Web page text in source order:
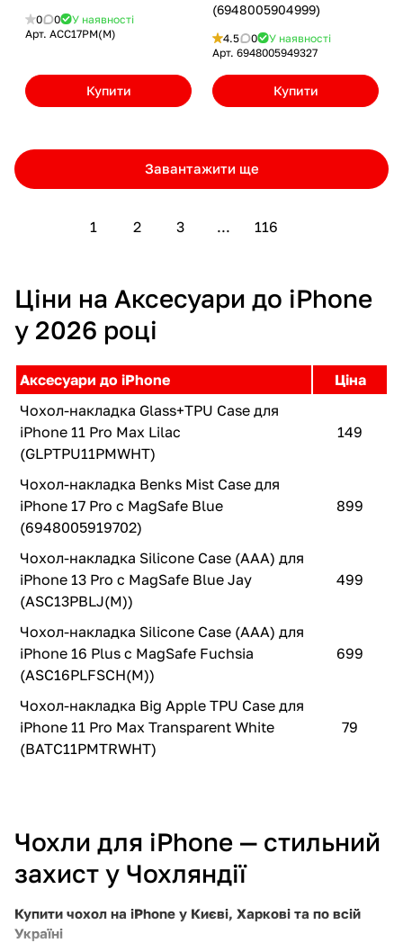
0 0
У наявності
Арт. ACC17PM(M)
Купити
(6948005904999)
4.5 0
У наявності
Арт. 6948005949327
Купити
Завантажити ще
1 2 3 ... 116
Ціни на Аксесуари до iPhone
у 2026 році
Аксесуари до iPhone
Ціна
Чохол-накладка Glass+TPU Case для
iPhone 11 Pro Max Lilac
(GLPTPU11PMWHT)
149
Чохол-накладка Benks Mist Case для
iPhone 17 Pro с MagSafe Blue
(6948005919702)
899
Чохол-накладка Silicone Case (AAA) для
iPhone 13 Pro с MagSafe Blue Jay
(ASC13PBLJ(M))
499
Чохол-накладка Silicone Case (AAA) для
iPhone 16 Plus с MagSafe Fuchsia
(ASC16PLFSCH(M))
699
Чохол-накладка Big Apple TPU Case для
iPhone 11 Pro Max Transparent White
(BATC11PMTRWHT)
79
Чохли для iPhone — стильний
захист у Чохляндії
Купити чохол на iPhone у Києві, Харкові та по всій
Україні